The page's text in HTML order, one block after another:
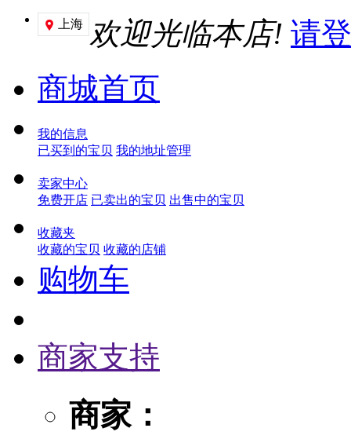
 上海 欢迎光临本店! 请
商城首页
我的信息
已买到的宝贝 我的地址管理
卖家中心
免费开店 已卖出的宝贝 出售中的宝贝
收藏夹
收藏的宝贝 收藏的店铺
购物车
商家支持
商家：